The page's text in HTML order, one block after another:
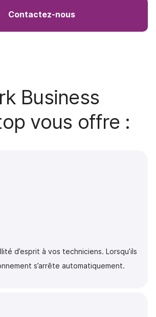
Contactez-nous
Business
vous offre :
d’esprit à vos techniciens. Lorsqu’ils
s’arrête automatiquement.